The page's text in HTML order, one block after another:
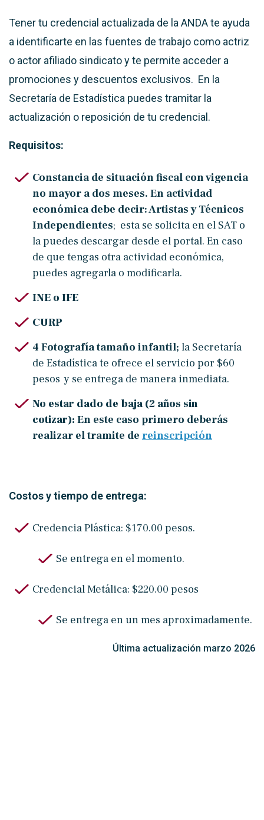
Tener tu credencial actualizada de la ANDA te ayuda
a identificarte en las fuentes de trabajo como actriz
o actor afiliado sindicato y te permite acceder a
promociones y descuentos exclusivos. En la
Secretaría de Estadística puedes tramitar la
actualización o reposición de tu credencial.
Requisitos:
Constancia de situación fiscal con vigencia
no mayor a dos meses. En actividad
económica debe decir: Artistas y Técnicos
Independientes; esta se solicita en el SAT o
la puedes descargar desde el portal. En caso
de que tengas otra actividad económica,
puedes agregarla o modificarla.
INE o IFE
CURP
4 Fotografía tamaño infantil; la Secretaría
de Estadística te ofrece el servicio por $60
pesos y se entrega de manera inmediata.
No estar dado de baja (2 años sin
cotizar): En este caso primero deberás
realizar el tramite de reinscripción
Costos y tiempo de entrega:
Credencia Plástica: $170.00 pesos.
Se entrega en el momento.
Credencial Metálica: $220.00 pesos
Se entrega en un mes aproximadamente.
Última actualización marzo 2026